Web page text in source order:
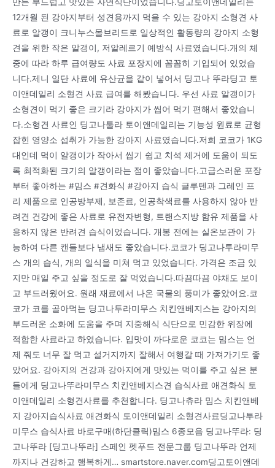
12개월 된 강아지부터 성견용까지 먹을 수 있는 강아지 소형견 사
료로 알갱이 크니누스몰브리드로 일상적인 활동량의 강아지 소형
견을 위한 작은 알갱이, 저알레르기 예방식 사료였습니다.개의 체
중에 따라 하루 급여량도 사료 포장지에 꼼꼼히 기입되어 있었습
니다.제니 일단 사료에 유산균을 같이 넣어서 딩고나 뚜라딩고 토
이앤데일리 소형견 사료 급여를 해봤습니다. 우선 사료 알갱이가
소형견이 먹기 좋은 크기라 강아지가 씹어 먹기 편해서 좋았습니
다.소형견 사료인 딩고나툴라 토이앤데일리는 기능성 원료로 균형
잡힌 영양소 섭취가 가능한 강아지 사료였습니다.저희 코코가 1KG
대인데 먹이 알갱이가 작아서 씹기 쉽고 치석 제거에 도움이 되도
록 최적화된 크기의 알갱이라는 점이 좋았습니다.고급스러운 포장
부터 좋아하는 #밈스 #견화식 #강아지 습식 글루텐과 그레인 프
리 제품으로 인공방부제, 보존료, 인공착색료를 사용하지 않아 반
려견 건강에 좋은 사료로 유전자변형, 트랜스지방 함유 제품을 사
용하지 않은 반려견 습식이었습니다. 개봉 전에는 실온보관이 가
능하여 다른 캔들보다 냄새도 좋았습니다.코코가 딩고나투라미무
스 개의 습식, 개의 일식을 미쳐 먹고 있었습니다. 가격은 조금 있
지만 매일 주고 싶을 정도로 잘 먹었습니다.따끔따끔 야채도 보이
고 부드러웠어요. 원래 재료에서 나온 국물의 풍미가 좋았어요.코
코가 코를 골아먹는 딩고나투라미무스 치킨앤베지스는 강아지의
부드러운 소화에 도움을 주며 지중해식 식단으로 민감한 위장에
적합한 사료라고 하였습니다. 입맛이 까다로운 코코는 밈스는 언
제 줘도 너무 잘 먹고 설거지까지 잘해서 여행갈 때 가져가기도 좋
았어요. 강아지의 건강과 강아지에게 맛있는 먹이를 주고 싶은 분
들에게 딩고나뚜라미무스 치킨앤베지스견 습식사료 애견화식 토
이앤데일리 소형견사료를 추천합니다. 딩고나츄라 밈스 치킨앤베
지 강아지습식사료 애견화식 토이앤데일리 소형견사료딩고나투라
미무스 습식사료 바로구매(하단클릭)밈스 6종모음 딩고나뚜라: 딩
고나뚜라 [딩고나뚜라] 스페인 펫푸드 전문그룹 딩고나뚜라 언제
까지나 건강하고 행복하게… smartstore.naver.com딩고토이앤데